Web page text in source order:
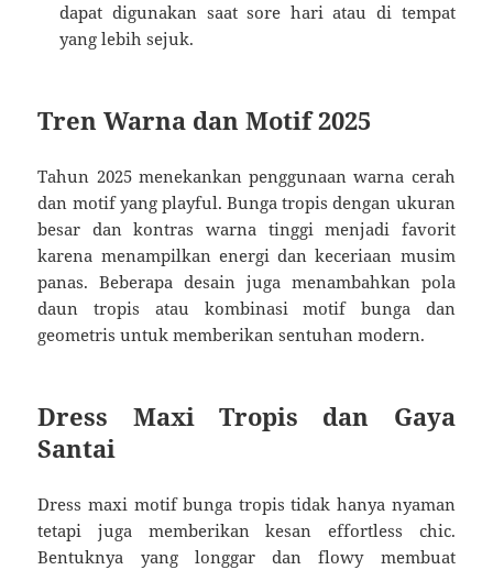
dapat digunakan saat sore hari atau di tempat
yang lebih sejuk.
Tren Warna dan Motif 2025
Tahun 2025 menekankan penggunaan warna cerah
dan motif yang playful. Bunga tropis dengan ukuran
besar dan kontras warna tinggi menjadi favorit
karena menampilkan energi dan keceriaan musim
panas. Beberapa desain juga menambahkan pola
daun tropis atau kombinasi motif bunga dan
geometris untuk memberikan sentuhan modern.
Dress Maxi Tropis dan Gaya
Santai
Dress maxi motif bunga tropis tidak hanya nyaman
tetapi juga memberikan kesan effortless chic.
Bentuknya yang longgar dan flowy membuat